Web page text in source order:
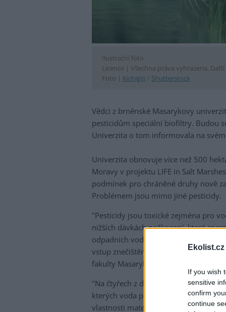
Ekolist.cz
If you wish
sensitive
confirm
continue
Ilustrační foto
Licence | Všechna práva vyhrazena.
Foto | Kichigin / Shutterstock
Vědci z brněnské Masarykovy
pesticidům speciální biofiltry. Budou
Univerzita o tom informovala na svém
Univerzita obnovuje více než 500
Moravy v projektu LIFE in Salt
podmínek pro chráněné druhy nově
Problémem jsou mimo jiné pesticidy.
"Pesticidy jsou toxické zejména pro
nižších dávkách poškození, které
odpadních vod dnes nedokáže tyto
vstup znečištění do cenných
fakulty Masarykovy univerzity Marie
"Na čtyřech z deseti projektových
kterých voda pomalu protéká
vlastnosti materiálu. Biofiltry mohou